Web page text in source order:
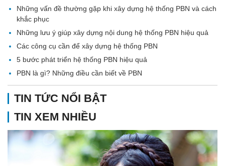
Những vấn đề thường gặp khi xây dựng hệ thống PBN và cách
khắc phục
Những lưu ý giúp xây dựng nội dung hệ thống PBN hiệu quả
Các công cụ cần để xây dựng hệ thống PBN
5 bước phát triển hệ thống PBN hiệu quả
PBN là gì? Những điều cần biết về PBN
TIN TỨC NỔI BẬT
TIN XEM NHIỀU